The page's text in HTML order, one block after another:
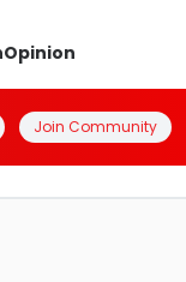
Opinion
Join Community